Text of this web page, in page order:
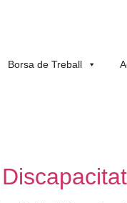
Borsa de Treball